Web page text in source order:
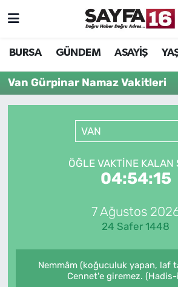
BURSA GÜNDEM ASAYİŞ
Van Gürpinar Namaz Vakitleri
VAN
ÖĞLE VAKTINE KALAN
04:54:15
7 Ağustos
24 Safer 1448
Nemmâm (koğuculuk yapan, laf
Cennet'e giremez.
ÖZEL HABER
İNCELEME
MAGAZİN
DÜNYA
EĞİTİM
Hava Durumu
Trafik Durumu
TFF 2.Lig Beyaz Grup Puan
Tüm Manşetler
Son Dakika Haberleri